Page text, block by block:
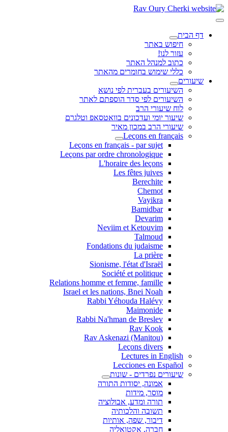
דף הבית
חיפוש באתר
עזור לנו!
כתוב למנהל האתר
כללי שימוש בחומרים מהאתר
שיעורים
השיעורים בעברית לפי נושא
השיעורים לפי סדר הוספתם לאתר
לוח שיעורי הרב
שיעור יומי ועדכונים בוואטסאפ וטלגרם
שיעורי הרב במכון מאיר
Leçons en français
Leçons en français - par sujet
Leçons par ordre chronologique
L'horaire des leçons
Les fêtes juives
Berechite
Chemot
Vayikra
Bamidbar
Devarim
Neviim et Ketouvim
Talmoud
Fondations du judaisme
La prière
Sionisme, l'état d'Israël
Société et politique
Relations homme et femme, famille
Israel et les nations, Bnei Noah
Rabbi Yéhouda Halévy
Maimonide
Rabbi Na'hman de Breslev
Rav Kook
(Rav Askenazi (Manitou
Leçons divers
Lectures in English
Lecciones en Español
שיעורים נפרדים - שונות
אמונה, יסודות התורה
מוסר, מידות
תורה ומדע, אבולוציה
תשובה והלכותיה
דיבור, שפה, אותיות
חברה, אקטואליה